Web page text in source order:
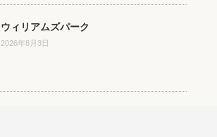
ウィリアムズパーク
2026年8月3日